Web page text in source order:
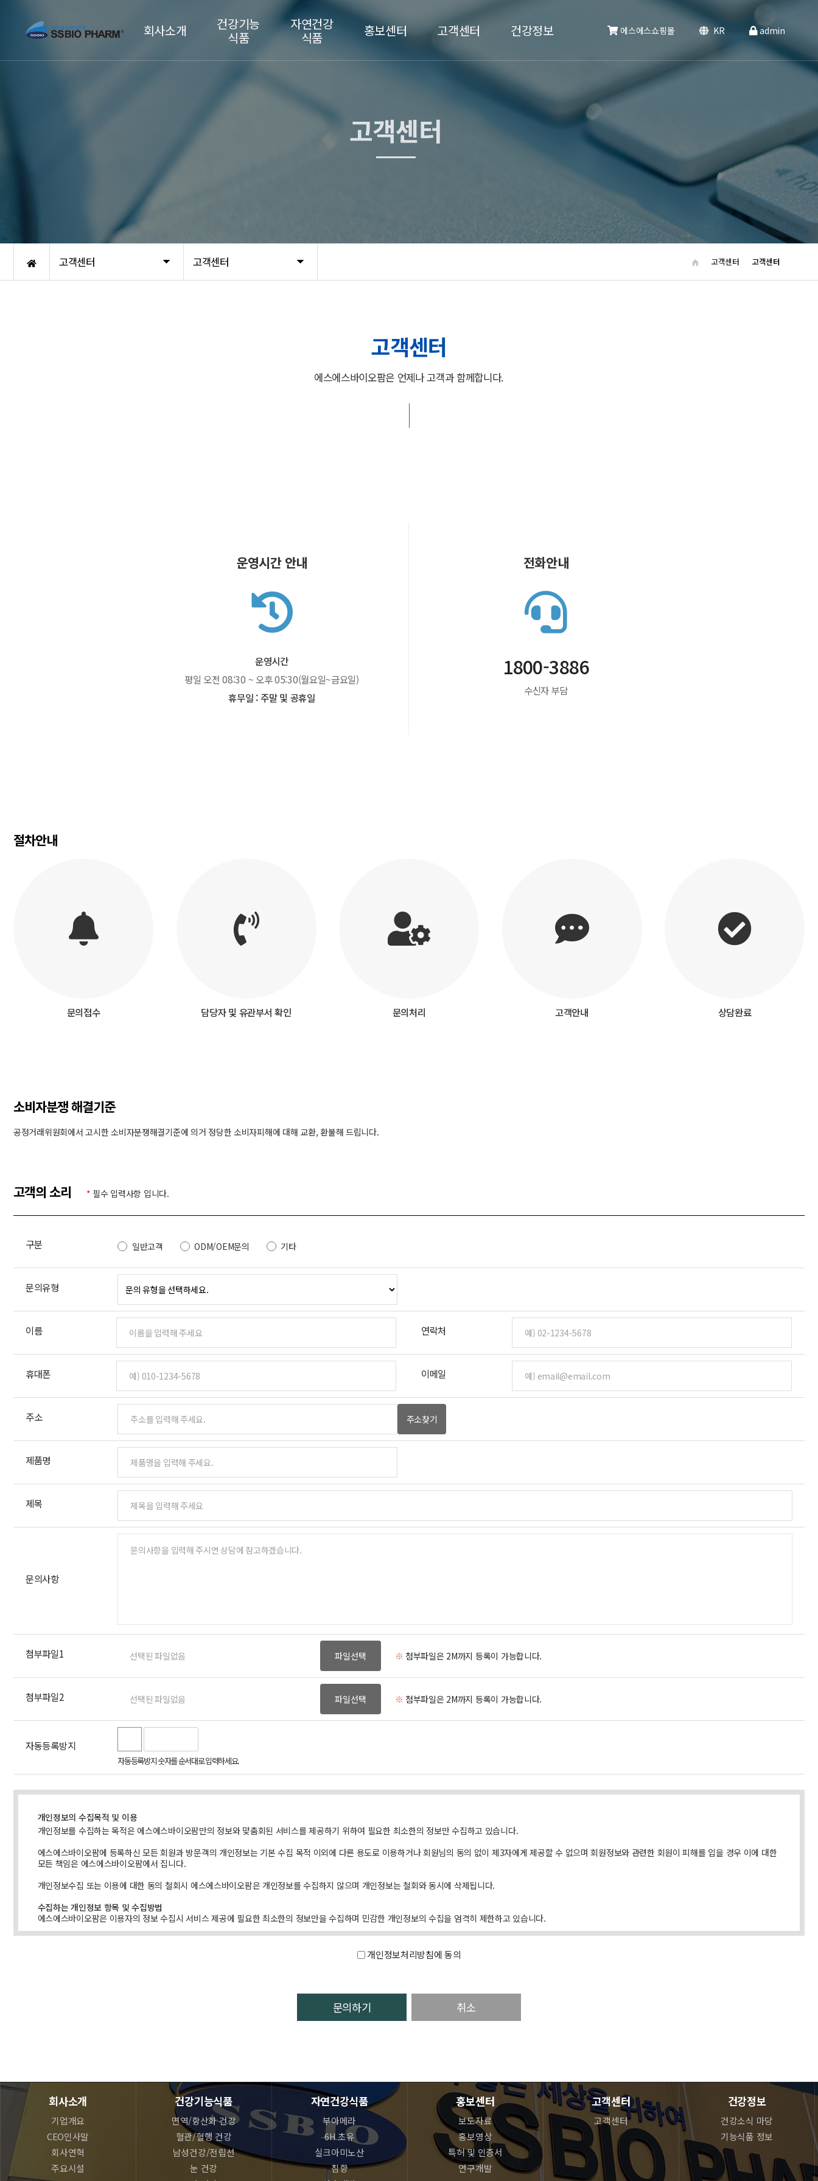
회사소개 건강기능
식품
기억력/인지력 개
자연건강
식품 홍보센터
연구개발
고객센터 건강정보
기능식품 정보
에스에스쇼핑몰 KR admin
고객센터 고객센터 고객센터 고객센터
고객센터
고객센터
에스에스바이오팜은 언제나 고객과 함께합니다.
운영시간 안내
운영시간
평일 오전 08:30 ~ 오후 05:30(월요일~금요일)
휴무일 : 주말 및 공휴일
전화안내
1800-3886
수신자 부담
절차안내
문의접수 담당자 및 유관부서 확인 문의처리 고객안내 상담완료
소비자분쟁 해결기준
공정거래위원회에서 고시한 소비자분쟁해결기준에 의거 정당한 소비자피해에 대해 교환, 환불해 드립니다.
고객의 소리 * 필수 입력사항 입니다.
구분 일반고객 ODM/OEM문의 기타
문의유형
이름 연락처
휴대폰 이메일
주소 주소찾기
제품명
제목
문의사항
첨부파일1 파일선택 ※ 첨부파일은 2M까지 등록이 가능합니다.
첨부파일2 파일선택 ※ 첨부파일은 2M까지 등록이 가능합니다.
자동등록방지
자동등록방지 숫자를 순서대로 입력하세요.
개인정보의 수집목적 및 이용
개인정보를 수집하는 목적은 에스에스바이오팜만의 정보와 맞춤회된 서비스를 제공하기 위하여 필요한 최소한의 정보만 수집하고 있습니다.
에스에스바이오팜에 등록하신 모든 회원과 방문객의 개인정보는 기본 수집 목적 이외에 다른 용도로 이용하거나 회원님의 동의 없이 제3자에게 제공할 수 없으며 회원정보와 관련한 회원이 피해를 입을 경우 이에 대한
모든 책임은 에스에스바이오팜에서 집니다.
개인정보수집 또는 이용에 대한 동의 철회시 에스에스바이오팜은 개인정보를 수집하지 않으며 개인정보는 철회와 동시에 삭제됩니다.
수집하는 개인정보 항목 및 수집방법
에스에스바이오팜은 이용자의 정보 수집시 서비스 제공에 필요한 최소한의 정보만을 수집하며 민감한 개인정보의 수집을 엄격히 제한하고 있습니다.
관에 의거 방문객자격 상실의 경우에는 등록된 방문객의 정보는 완전히 삭제되며 어떠한 용도로도 열람 또는 이용할 수 없도록 처리됩니다.
개인정보처리방침에 동의
취소
회사소개
기업개요
CEO인사말
회사연혁
주요시설
건강기능식품
면역/항산화 건강
혈관/혈행 건강
남성건강/전립선
눈 건강
자연건강식품
부아메라
6H 초유
실크아미노산
침향
홍보센터
보도자료
홍보영상
특허 및 인증서
연구개발
고객센터
고객센터
건강정보
건강소식 마당
기능식품 정보